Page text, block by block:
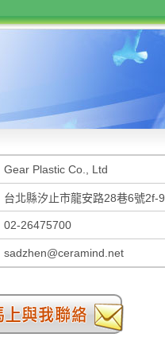
Gear Plastic Co., Ltd
台北縣汐止市龍安路28巷6號2f-9
02-26475700
sadzhen@ceramind.net